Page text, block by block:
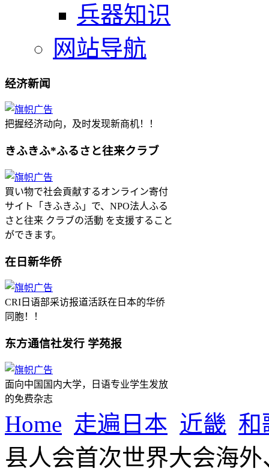
兵器知识
网站导航
经济新闻
把握经济动向，及时发现新商机！！
きふきふ*ふるさと往来クラブ
買い物で社会貢献するオンライン寄付
サイト「きふきふ」で、NPO法人ふる
さと往来 クラブの活動 を支援すること
ができます。
在日新华侨
CRI日语部采访报道活跃在日本的华侨
同胞！！
东方通信社发行 学苑报
面向中国国内大学，日语专业学生发放
的免费杂志
Home 走遍日本 近畿 和
县人会首次世界大会海